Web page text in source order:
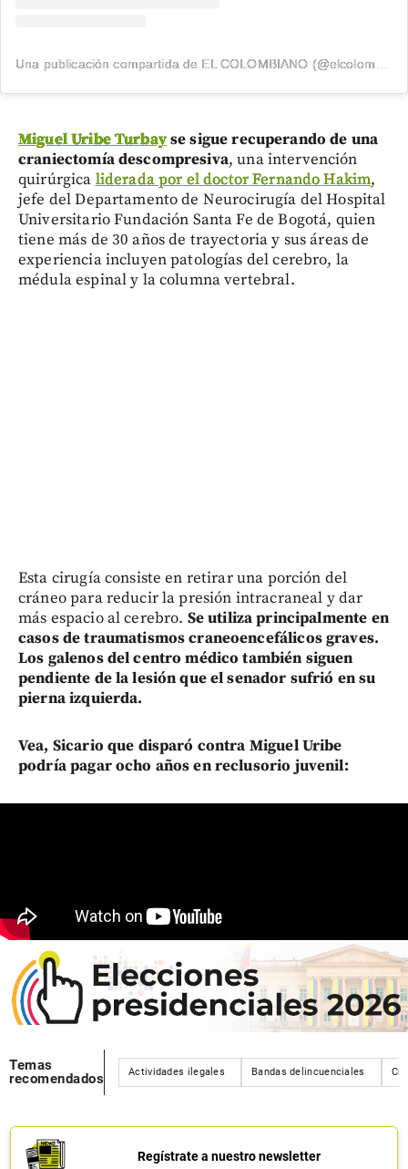
Una publicación compartida de EL COLOMBIANO (@elcolombiano_)
Miguel Uribe Turbayse sigue recuperando de una
craniectomía descompresiva, una intervención
quirúrgicaliderada por el doctor Fernando Hakim,
jefe del Departamento de Neurocirugía del Hospital
Universitario Fundación Santa Fe de Bogotá, quien
tiene más de 30 años de trayectoria y sus áreas de
experiencia incluyen patologías del cerebro, la
médula espinal y la columna vertebral.
Esta cirugía consiste en retirar una porción del
cráneo para reducir la presión intracraneal y dar
más espacio al cerebro. Se utiliza principalmente en
casos de traumatismos craneoencefálicos graves.
Los galenos del centro médico también siguen
pendiente de la lesión que el senador sufrió en su
pierna izquierda.
Vea, Sicario que disparó contra Miguel Uribe
podría pagar ocho años en reclusorio juvenil:
Temas
recomendados
Actividades ilegales Bandas delincuenciales
Regístrate a nuestro newsletter